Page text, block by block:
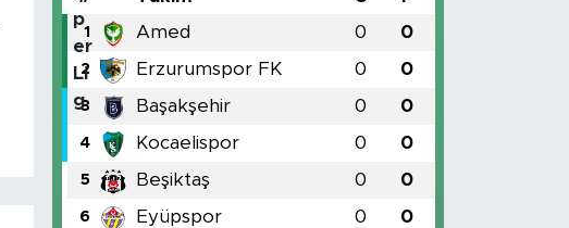
1 Amed 0 0
2 Erzurumspor FK 0 0
3 Başakşehir 0 0
4 Kocaelispor 0 0
5 Beşiktaş 0 0
6 Eyüpspor 0 0